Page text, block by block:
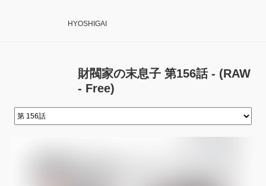
HYOSHIGAI
財閥家の末息子 第156話 - (RAW
- Free)